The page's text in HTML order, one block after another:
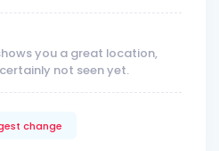
you a great location,
not seen yet.
change